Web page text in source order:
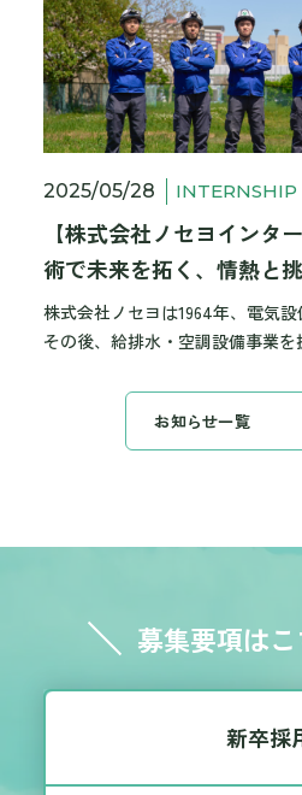
2025/05/28 INTERNSHIP
【株式会社ノセヨインタ
術で未来を拓く、情熱と挑
株式会社ノセヨは1964年、電気設
その後、給排水・空調設備事業
ます。 2027年卒業予定の学生の
情熱と技術が詰まったインター
しでも興味を持っていただいた方
方 資格取得を目指して就職したいと考えている方 就職活動
をする上で「働くリアル」を体験したい方 ど
詳しく知ることができる！ 実際の施工現場にて、具体的な
仕事内容を体験することができる！ 技術職の基礎実習
じて、実践を学べる！ 先輩社員との関わりで、仕事のやり
ーンシップの取り組みに対して、
お知らせ一覧
募集要項は
新卒採